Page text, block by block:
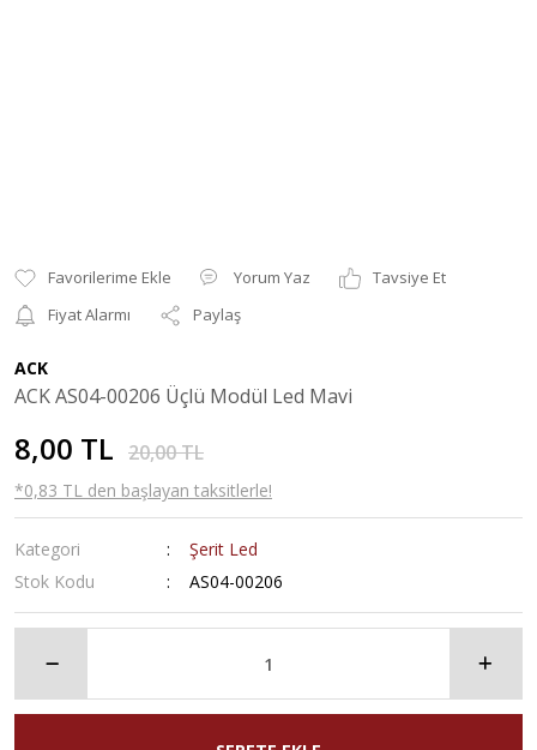
Yorum Yaz
Tavsiye Et
Fiyat Alarmı
Paylaş
ACK
ACK AS04-00206 Üçlü Modül Led Mavi
8,00 TL 20,00 TL
*0,83 TL den başlayan taksitlerle!
Kategori
Şerit Led
Stok Kodu
AS04-00206